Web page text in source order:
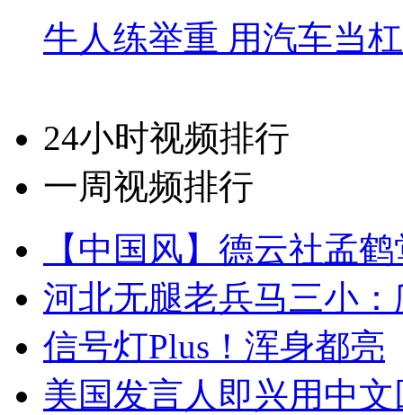
牛人练举重 用汽车当
24小时视频排行
一周视频排行
【中国风】德云社孟
河北无腿老兵马三小
信号灯Plus！浑身都亮
美国发言人即兴用中